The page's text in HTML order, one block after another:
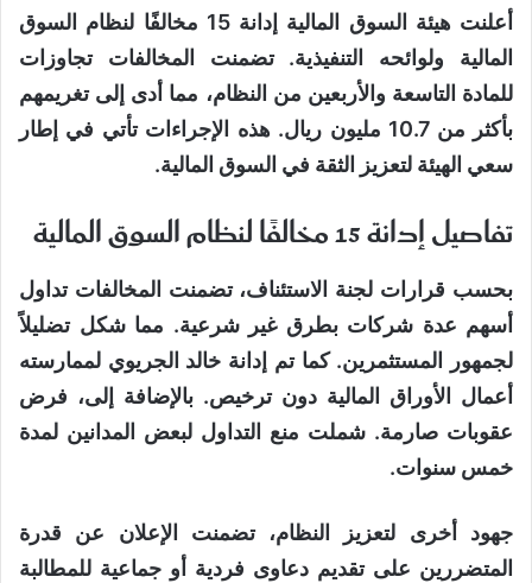
أعلنت هيئة السوق المالية إدانة 15 مخالفًا لنظام السوق
المالية ولوائحه التنفيذية. تضمنت المخالفات تجاوزات
للمادة التاسعة والأربعين من النظام، مما أدى إلى تغريمهم
بأكثر من 10.7 مليون ريال. هذه الإجراءات تأتي في إطار
سعي الهيئة لتعزيز الثقة في السوق المالية.
تفاصيل إدانة 15 مخالفًا لنظام السوق المالية
بحسب قرارات لجنة الاستئناف، تضمنت المخالفات تداول
أسهم عدة شركات بطرق غير شرعية. مما شكل تضليلاً
لجمهور المستثمرين. كما تم إدانة خالد الجريوي لممارسته
أعمال الأوراق المالية دون ترخيص. بالإضافة إلى، فرض
عقوبات صارمة. شملت منع التداول لبعض المدانين لمدة
خمس سنوات.
جهود أخرى لتعزيز النظام، تضمنت الإعلان عن قدرة
المتضررين على تقديم دعاوى فردية أو جماعية للمطالبة